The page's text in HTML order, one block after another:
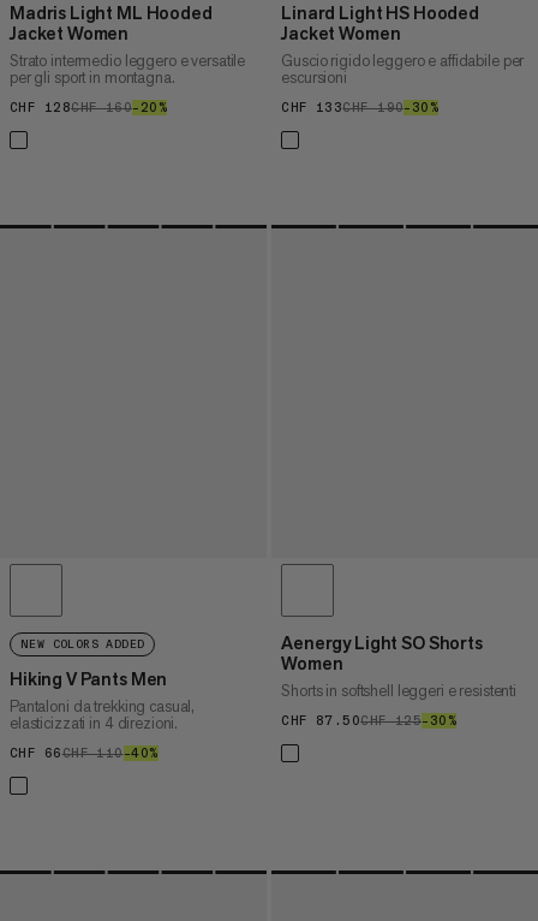
Madris Light ML Hooded
Jacket Women
Strato intermedio leggero e versatile
per gli sport in montagna.
CHF 128CHF 128
CHF 160CHF 160
–20%20%
Linard Light HS Hooded
Jacket Women
Guscio rigido leggero e affidabile per
escursioni
CHF 133CHF 133
CHF 190CHF 190
–30%
NEW COLORS ADDED
Hiking V Pants Men
Pantaloni da trekking casual,
elasticizzati in 4 direzioni.
CHF 66CHF 66
CHF 110CHF 110
–40%
Aenergy Light SO Shorts
Women
Shorts in softshell leggeri e resistenti
CHF 87.50CHF 87.50
CHF 125CHF 125
–30%